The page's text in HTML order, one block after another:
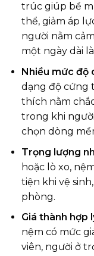
trúc giúp bề
thể, giảm áp
người nằm
một ngày dài
Nhiều mức độ
dạng độ cứng
thích nằm
trong khi
chọn dòng
Trọng lượng
hoặc lò xo,
tiện khi vệ
phòng.
Giá thành hợp
nệm có mức
viên, người ở